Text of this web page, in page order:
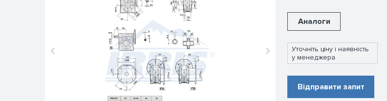
Аналоги
Уточніть ціну і наявність
у менеджера
Відправити запит